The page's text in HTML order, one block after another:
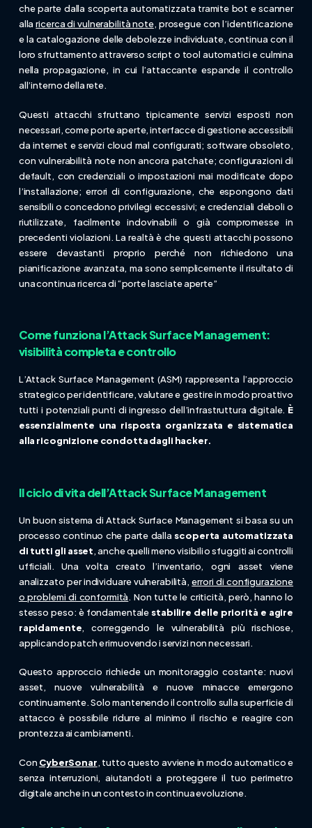
che parte dalla scoperta automatizzata tramite bot e scanner
allaricerca di vulnerabilità note, prosegue con l’identificazione
e la catalogazione delle debolezze individuate, continua con il
loro sfruttamento attraverso script o tool automatici e culmina
nella propagazione, in cui l’attaccante espande il controllo
all’interno della rete.
Questi attacchi sfruttano tipicamente servizi esposti non
necessari, come porte aperte, interfacce di gestione accessibili
da internet e servizi cloud mal configurati; software obsoleto,
con vulnerabilità note non ancora patchate; configurazioni di
default, con credenziali o impostazioni mai modificate dopo
l’installazione; errori di configurazione, che espongono dati
sensibili o concedono privilegi eccessivi; e credenziali deboli o
riutilizzate, facilmente indovinabili o già compromesse in
precedenti violazioni. La realtà è che questi attacchi possono
essere devastanti proprio perché non richiedono una
pianificazione avanzata, ma sono semplicemente il risultato di
una continua ricerca di “porte lasciate aperte”
Come funziona l’Attack Surface Management:
visibilità completa e controllo
L’Attack Surface Management (ASM) rappresenta l’approccio
strategico per identificare, valutare e gestire in modo proattivo
tutti i potenziali punti di ingresso dell’infrastruttura digitale. È
essenzialmente una risposta organizzata e sistematica
alla ricognizione condotta dagli hacker.
Il ciclo di vita dell’Attack Surface Management
Un buon sistema di Attack Surface Management si basa su un
processo continuo che parte dalla scoperta automatizzata
di tutti gli asset, anche quelli meno visibili o sfuggiti ai controlli
ufficiali. Una volta creato l’inventario, ogni asset viene
analizzato per individuare vulnerabilità,errori di configurazione
o problemi di conformità. Non tutte le criticità, però, hanno lo
stesso peso: è fondamentale stabilire delle priorità e agire
rapidamente, correggendo le vulnerabilità più rischiose,
applicando patch e rimuovendo i servizi non necessari.
Questo approccio richiede un monitoraggio costante: nuovi
asset, nuove vulnerabilità e nuove minacce emergono
continuamente. Solo mantenendo il controllo sulla superficie di
attacco è possibile ridurre al minimo il rischio e reagire con
prontezza ai cambiamenti.
Con CyberSonar, tutto questo avviene in modo automatico e
senza interruzioni, aiutandoti a proteggere il tuo perimetro
digitale anche in un contesto in continua evoluzione.